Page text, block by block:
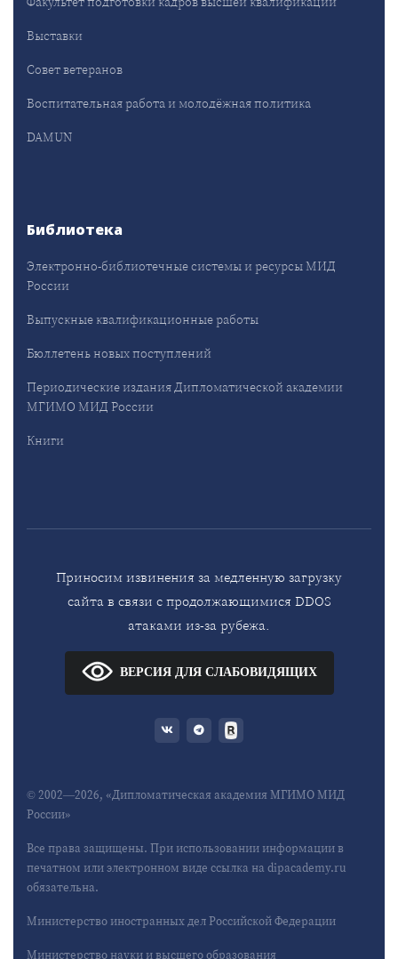
Выставки
Совет ветеранов
Воспитательная работа и молодёжная политика
DAMUN
Библиотека
Электронно-библиотечные системы и ресурсы МИД
России
Выпускные квалификационные работы
Бюллетень новых поступлений
Периодические издания Дипломатической академии
МГИМО МИД России
Книги
Приносим извинения за медленную загрузку
сайта в связи с продолжающимися DDOS
атаками из-за рубежа.
ВЕРСИЯ ДЛЯ СЛАБОВИДЯЩИХ
© 2002—2026, «Дипломатическая академия МГИМО МИД
России»
Все права защищены. При использовании информации в
печатном или электронном виде ссылка на dipacademy.ru
обязательна.
Министерство иностранных дел Российской Федерации
Министерство науки и высшего образования